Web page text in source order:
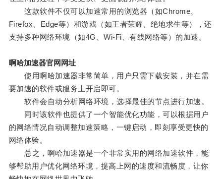
这款软件不仅可以加速常用的浏览器（如Chrome、
Firefox、Edge等）和游戏（如王者荣耀、绝地求生等），还
支持多种网络环境（如4G、Wi-Fi、有线网络等）的加速。
啊哈加速器官网网址
使用啊哈加速器非常简单，用户只需下载安装，并在需
要加速的软件或服务上开启即可。
软件会自动分析网络环境，选择最佳的节点进行加速。
同时该软件也提供了一个智能优化功能，可以根据用户
的网络情况自动调整加速策略，一键启动，即刻享受更快的
网络体验。
总之，啊哈加速器是一个非常实用的网络加速软件，能
够帮助用户优化网络环境，提高上网的速度和流畅度，让你